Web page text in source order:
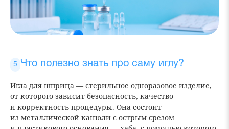
Что полезно знать про саму иглу?
Игла для шприца — стерильное одноразовое изделие,
от которого зависит безопасность, качество
и корректность процедуры. Она состоит
из металлической канюли с острым срезом